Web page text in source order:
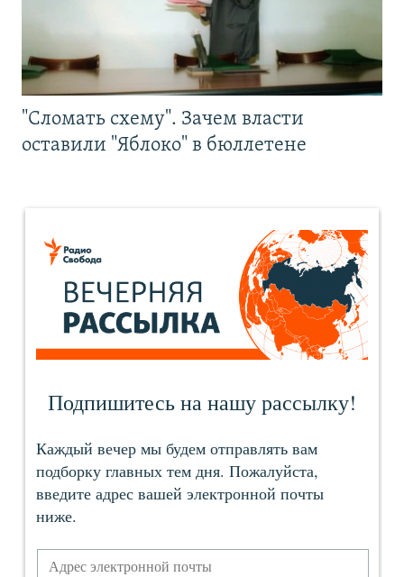
"Сломать схему". Зачем власти
оставили "Яблоко" в бюллетене